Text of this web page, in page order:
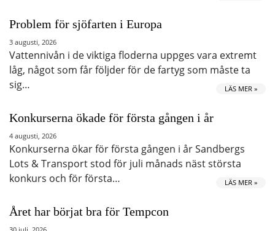
Problem för sjöfarten i Europa
3 augusti, 2026
Vattennivån i de viktiga floderna uppges vara extremt
låg, något som får följder för de fartyg som måste ta
sig…
LÄS MER »
Konkurserna ökade för första gången i år
4 augusti, 2026
Konkurserna ökar för första gången i år Sandbergs
Lots & Transport stod för juli månads näst största
konkurs och för första…
LÄS MER »
Året har börjat bra för Tempcon